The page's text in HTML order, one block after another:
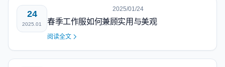
24
2025.01
2025/01/24
春季工作服如何兼顾实用与美观
阅读全文